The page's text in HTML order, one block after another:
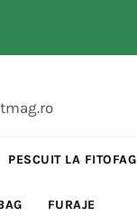
PESCUIT LA FITOFAG
FURAJE